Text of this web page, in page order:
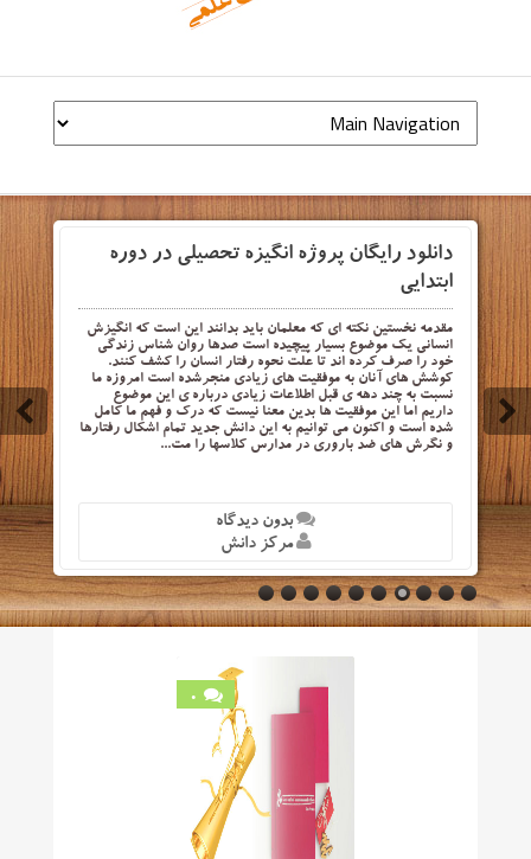
دانلود رایگان پروژه انگیزه تحصیلی در دوره
ابتدایی
مقدمه نخستین نکته ای که معلمان باید بدانند این است که انگیزش
انسانی یک موضوع بسیار پیچیده است صدها روان شناس زندگی
خود را صرف کرده اند تا علت نحوه رفتار انسان را کشف کنند.
کوشش های آنان به موفقیت های زیادی منجرشده است امروزه ما
نسبت به چند دهه ی قبل اطلاعات زیادی درباره ی این موضوع
داریم اما این موفقیت ها بدین معنا نیست که درک و فهم ما کامل
شده است و اکنون می توانیم به این دانش جدید تمام اشکال رفتارها
و نگرش های ضد باروری در مدارس کلاسها را مت...
بدون دیدگاه
مرکز دانش
0